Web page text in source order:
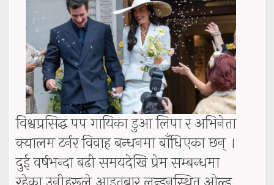
विश्वप्रसिद्ध पप गायिका डुआ लिपा र अभिनेता
क्यालम टर्नर विवाह बन्धनमा बाँधिएका छन् ।
दुई वर्षभन्दा बढी समयदेखि प्रेम सम्बन्धमा